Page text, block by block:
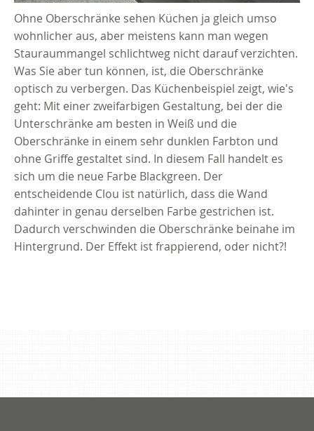
Ohne Oberschränke sehen Küchen ja gleich umso
wohnlicher aus, aber meistens kann man wegen
Stauraummangel schlichtweg nicht darauf verzichten.
Was Sie aber tun können, ist, die Oberschränke
optisch zu verbergen. Das Küchenbeispiel zeigt, wie's
geht: Mit einer zweifarbigen Gestaltung, bei der die
Unterschränke am besten in Weiß und die
Oberschränke in einem sehr dunklen Farbton und
ohne Griffe gestaltet sind. In diesem Fall handelt es
sich um die neue Farbe Blackgreen. Der
entscheidende Clou ist natürlich, dass die Wand
dahinter in genau derselben Farbe gestrichen ist.
Dadurch verschwinden die Oberschränke beinahe im
Hintergrund. Der Effekt ist frappierend, oder nicht?!